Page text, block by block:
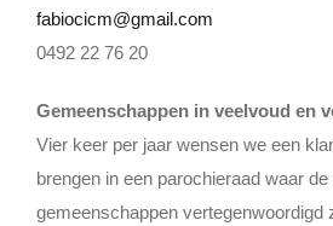
Bisdom Antwerpen
Lid Worden
fabiocicm@gmail.com
0492 22 76 20
Gemeenschappen in veelvoud en
Vier keer per jaar wensen we een
brengen in een parochieraad waar
gemeenschappen vertegenwoordigd